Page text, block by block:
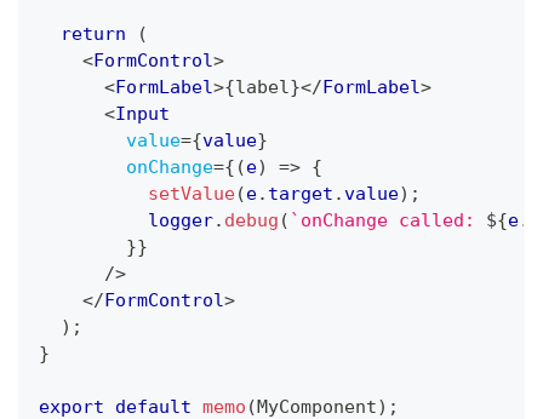
return
(
<FormControl>
<FormLabel>{label}</FormLabel>
<Input
value={value}
onChange={ (e) => {
setValue(e. target .value) ;
          logger
. debug ( ` onChange called: ${e.
}}
/>
</FormControl>
) ;
}
export default memo (MyComponent) ;